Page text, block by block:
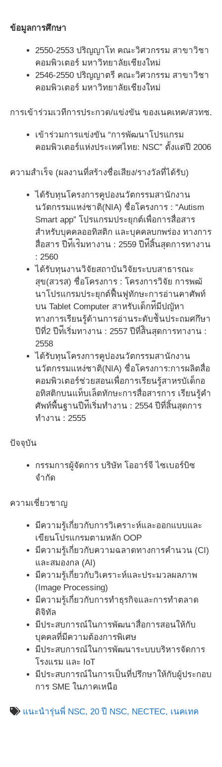
ข้อมูลการศึกษา
2550-2553 ปริญญาโท คณะวิศวกรรม สาขาวิชา
คอมพิวเตอร์ มหาวิทยาลัยเชียงใหม่
2546-2550 ปริญญาตรี คณะวิศวกรรม สาขาวิชา
คอมพิวเตอร์ มหาวิทยาลัยเชียงใหม่
การเข้าร่วมเวทีการประกวด/แข่งขัน ของเนคเทค/สวทช.
เข้าร่วมการแข่งขัน “การพัฒนาโปรแกรม
คอมพิวเตอร์แห่งประเทศไทย: NSC” ตั้งแต่ปี 2006
ความสำเร็จ (ผลงานที่สร้างชื่อเสียง/รางวัลที่ได้รับ)
ได้รับทุนโครงการคูปองนวัตกรรมสานักงาน
นวัตกรรมแหง่ชาติ(NIA) ชื่อโครงการ : “Autism
Smart app” โปรแกรมประยุกต์เพื่อการสื่อสาร
สำหรับบุคคลออทิสติก และบุคคลบกพร่อง ทางการ
สื่อสาร ปีท่ีเร่ิมทางาน : 2559 ปีท่ีสิ้นสุดการทางาน
: 2560
ได้รับทุนงานวิจัยสถาบันวิจัยระบบสาธารณะ
สุข(สวรส) ชื่อโครงการ : โครงการวิจัย การพฒั
นาโปรแกรมประยุกต์ฟื้นฟูทักษะการอ่านคาศัพท์
บน Tablet Computer สาหรับเด็กท่ีมีปญัหา
ทางการเรียนรู้ด้านการอ่านระดับช้ันประถมศกึษา
ปีที่2 ปีท่ีเริ่มทางาน : 2557 ปีที่ส้ินสุดการทางาน :
2558
ได้รับทุนโครงการคูปองนวัตกรรมสานักงาน
นวัตกรรมแหง่ชาติ(NIA) ชื่อโครงการ:การผลิตสื่อ
คอมพิวเตอร์ช่วยสอนเพื่อการเรียนรู้สาหรบัเด็กอ
อทิสติกบนแท็บเล็ตทักษะการสื่อสารการ เรียนรู้คำ
ศัพท์พื้นฐานปีท่ีเริ่มทำงาน : 2554 ปีที่สิ้นสุดการ
ทำงาน : 2555
ปัจจุบัน
กรรมการผู้จัดการ บริษัท โออาร์จี ไซเบอร์บิซ
จำกัด
ความเชี่ยวชาญ
มีความรู้เกี่ยวกับการวิเคราะห์และออกแบบและ
เขียนโปรแกรมตามหลัก OOP
มีความรู้เกี่ยวกับความฉลาดทางการคำนวน (CI)
และสมองกล (AI)
มีความรู้เกี่ยวกับวิเคราะห์และประมวลผลภาพ
(Image Processing)
มีความรู้เกี่ยวกับการทำธุรกิจและการทำตลาด
ดิจิทัล
มีประสบการณ์ในการพัฒนาสื่อการสอนให้กับ
บุคคลที่มีความต้องการพิเศษ
มีประสบการณ์ในการพัฒนาระบบบริหารจัดการ
โรงแรม และ IoT
มีประสบการณ์ในการเป็นที่ปรึกษาให้กับผู้ประกอบ
การ SME ในภาคเหนือ
แนะนำรุ่นพี่ NSC, 20 ปี NSC, NECTEC, เนคเทค